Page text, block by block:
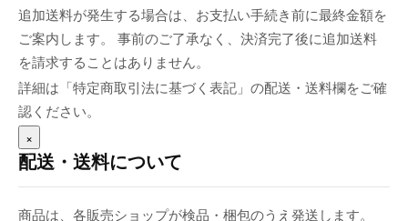
追加送料が発生する場合は、お支払い手続き前に最終金額を
ご案内します。 事前のご了承なく、決済完了後に追加送料
を請求することはありません。
詳細は「特定商取引法に基づく表記」の配送・送料欄をご確
認ください。
×
配送・送料について
商品は、各販売ショップが検品・梱包のうえ発送します。